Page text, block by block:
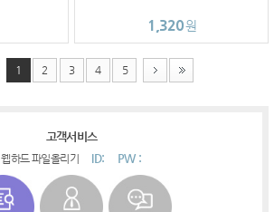
1,320원
1 2 3 4 5
고객서비스
웹하드 파일올리기 ID: PW :